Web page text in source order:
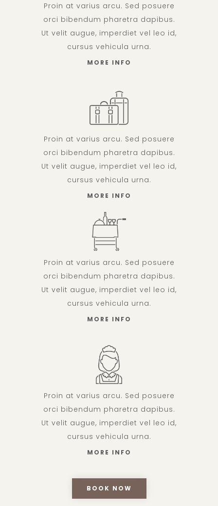
Proin at varius arcu. Sed posuere
orci bibendum pharetra dapibus.
Ut velit augue, imperdiet vel leo id,
cursus vehicula urna.
MORE INFO
Proin at varius arcu. Sed posuere
orci bibendum pharetra dapibus.
Ut velit augue, imperdiet vel leo id,
cursus vehicula urna.
MORE INFO
Proin at varius arcu. Sed posuere
orci bibendum pharetra dapibus.
Ut velit augue, imperdiet vel leo id,
cursus vehicula urna.
MORE INFO
Proin at varius arcu. Sed posuere
orci bibendum pharetra dapibus.
Ut velit augue, imperdiet vel leo id,
cursus vehicula urna.
MORE INFO
BOOK NOW